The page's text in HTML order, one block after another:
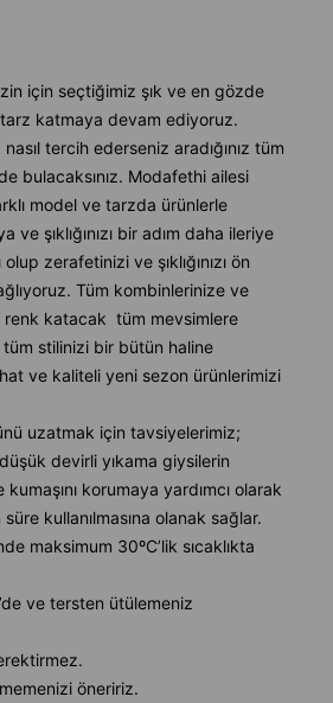
için seçtiğimiz şık ve en gözde
tarz katmaya devam ediyoruz.
tercih ederseniz aradığınız tüm
bulacaksınız. Modafethi ailesi
model ve tarzda ürünlerle
ve şıklığınızı bir adım daha ileriye
olup zerafetinizi ve şıklığınızı ön
Tüm kombinlerinize ve
katacak tüm mevsimlere
tüm stilinizi bir bütün haline
ve kaliteli yeni sezon ürünlerimizi
uzatmak için tavsiyelerimiz;
devirli yıkama giysilerin
korumaya yardımcı olarak
kullanılmasına olanak sağlar.
maksimum 30ºC’lik sıcaklıkta
ve tersten ütülemeniz
öneririz.